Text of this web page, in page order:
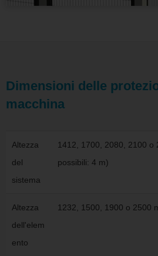
Dimensioni delle
macchina
Altezza
del
sistema
1412, 1700, 2080, 2100 o
possibili: 4 m)
Altezza
dell'elem
ento
1232, 1500, 1900 o 2500